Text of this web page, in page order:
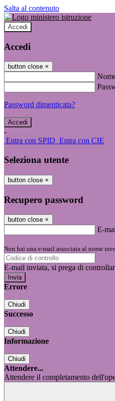
Salta al contenuto
Accedi
Accedi
button close ×
Password dimenticata?
-
Entra con SPID Entra con CIE
Seleziona utente
button close ×
Recupero password
button close ×
E-
Non hai una e-mail associata al nome
E-mail inviata, si prega di
Errore
Chiudi
Successo
Chiudi
Informazione
Chiudi
Attendere...
Attendere il completamento